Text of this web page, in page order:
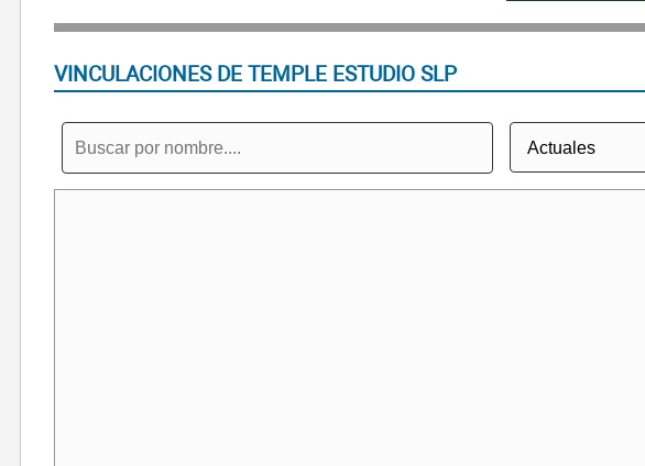
VINCULACIONES DE TEMPLE ESTUDIO SLP